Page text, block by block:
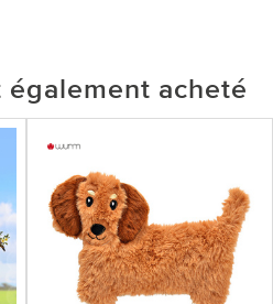
acheté